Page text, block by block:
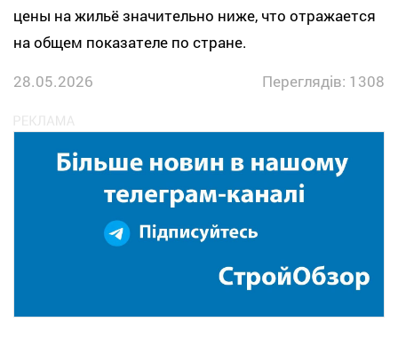
цены на жильё значительно ниже, что отражается
на общем показателе по стране.
28.05.2026
Переглядів: 1308